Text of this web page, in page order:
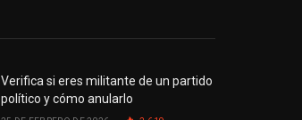
Verifica si eres militante de un partido
político y cómo anularlo